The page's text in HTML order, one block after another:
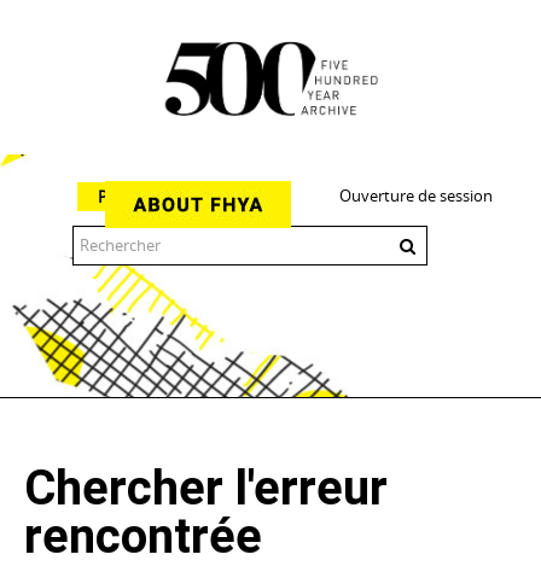
Ouverture de session
Parcourir
Chercher l'erreur
rencontrée